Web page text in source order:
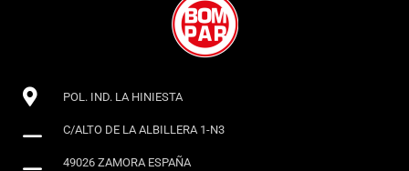
POL. IND. LA HINIESTA
C/ALTO DE LA ALBILLERA 1-N3
49026 ZAMORA ESPAÑA